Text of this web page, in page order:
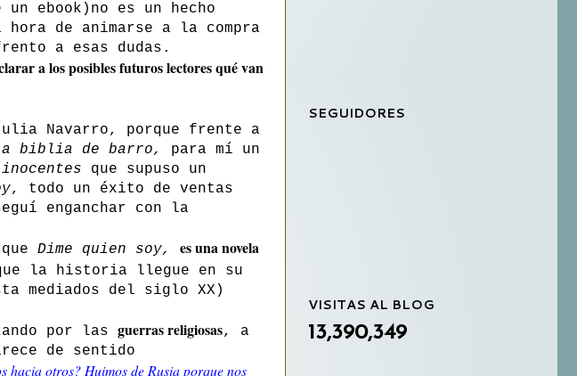
ebook)no es un hecho
de animarse a la compra
a esas dudas.
a los posibles futuros lectores qué van
Navarro, porque frente a
biblia de barro, para mí un
que supuso un
, todo un éxito de ventas
enganchar con la
Dime quien soy, es una novela
la historia llegue en su
mediados del siglo XX)
por las guerras religiosas, a
de sentido
hacia otros? Huimos de Rusia porque nos
SEGUIDORES
VISITAS AL BLOG
13,390,349